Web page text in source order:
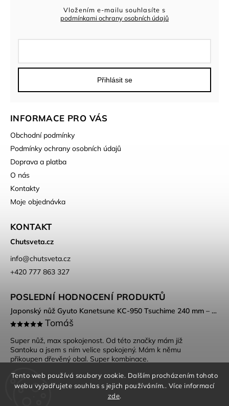
Tento web používá soubory cookie. Dalším procházením tohoto
webu vyjadřujete souhlas s jejich používáním.. Více informací
zde.
INFORMACE PRO VÁS
Obchodní podmínky
Podmínky ochrany osobních údajů
Doprava a platba
O nás
Kontakty
Moje objednávka
KONTAKT
Chutsveta.cz
info@chutsveta.cz
+420 777 863 327
POSLEDNÍ HODNOCENÍ PRODUKTŮ
Japonský nůž Gyuto Kanetsune KC-950 Tsuchime 240 mm – DSR-1K6 ocel, Tsuchime povrch
Tomáš
Super nůž, max spokojenost. Od této značky mám již
Santoku a jsem s ním velice spokojený. Mám k němu
přikoupen dřevěný obal. Super kombinace.
Vložením e-mailu souhlasíte s
podmínkami ochrany osobních údajů
Přihlásit se